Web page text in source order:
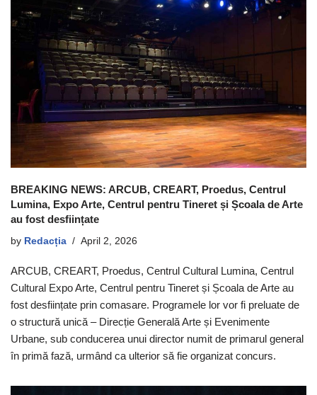
BREAKING NEWS: ARCUB, CREART, Proedus, Centrul
Lumina, Expo Arte, Centrul pentru Tineret și Școala de Arte
au fost desființate
by Redacția April 2, 2026
ARCUB, CREART, Proedus, Centrul Cultural Lumina, Centrul
Cultural Expo Arte, Centrul pentru Tineret și Școala de Arte au
fost desființate prin comasare. Programele lor vor fi preluate de
o structură unică – Direcție Generală Arte și Evenimente
Urbane, sub conducerea unui director numit de primarul general
în primă fază, urmând ca ulterior să fie organizat concurs.